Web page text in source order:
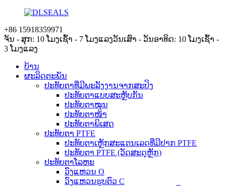
+86 15918359971
ຈັນ - ສຸກ: 10 ໂມງເຊົ້າ - 7 ໂມງແລງວັນເສົາ - ວັນອາທິດ: 10 ໂມງເຊົ້າ -
3 ໂມງແລງ
ບ້ານ
ຜະລິດຕະພັນ
ປະທັບຕາທີ່ມີພະລັງງານຈາກສະປິງ
ປະທັບຕາແບບສະຫຼັບກັນ
ປະທັບຕາໝຸນ
ປະທັບຕາໜ້າ
ປະທັບຕາພິເສດ
ປະທັບຕາ PTFE
ປະທັບຕາເຫຼັກສະແຕນເລດທີ່ມີປາກ PTFE
ປະທັບຕາ PTFE (ວັດສະດຸຫຼັກ)
ປະທັບຕາໂລຫະ
ວົງແຫວນ O
ວົງແຫວນຮູບຕົວ C